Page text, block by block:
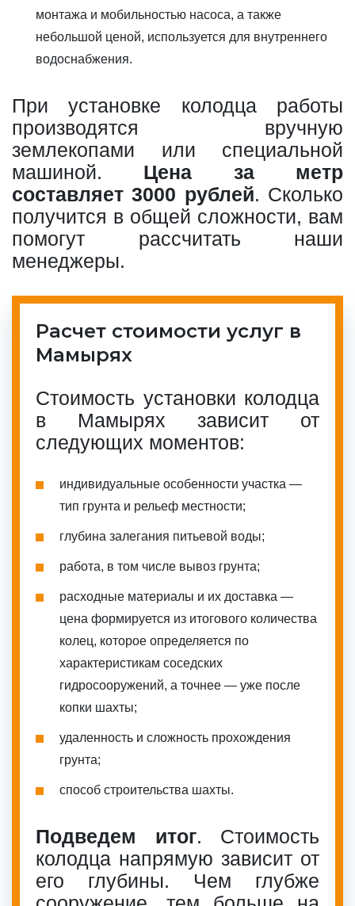
монтажа и мобильностью насоса, а также
небольшой ценой, используется для внутреннего
водоснабжения.
При установке колодца работы
производятся вручную
землекопами или специальной
машиной. Цена за метр
составляет 3000 рублей. Сколько
получится в общей сложности, вам
помогут рассчитать наши
менеджеры.
Расчет стоимости услуг в
Мамырях
Стоимость установки колодца
в Мамырях зависит от
следующих моментов:
индивидуальные особенности участка —
тип грунта и рельеф местности;
глубина залегания питьевой воды;
работа, в том числе вывоз грунта;
расходные материалы и их доставка —
цена формируется из итогового количества
колец, которое определяется по
характеристикам соседских
гидросооружений, а точнее — уже после
копки шахты;
удаленность и сложность прохождения
грунта;
способ строительства шахты.
Подведем итог. Стоимость
колодца напрямую зависит от
его глубины. Чем глубже